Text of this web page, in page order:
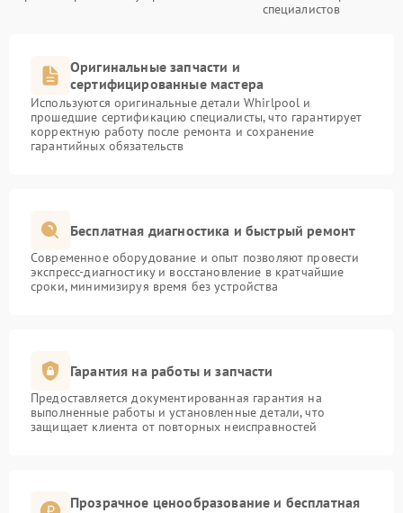
специалистов
Оригинальные запчасти и
сертифицированные мастера
Используются оригинальные детали Whirlpool и
прошедшие сертификацию специалисты, что гарантирует
корректную работу после ремонта и сохранение
гарантийных обязательств
Бесплатная диагностика и быстрый ремонт
Современное оборудование и опыт позволяют провести
экспресс-диагностику и восстановление в кратчайшие
сроки, минимизируя время без устройства
Гарантия на работы и запчасти
Предоставляется документированная гарантия на
выполненные работы и установленные детали, что
защищает клиента от повторных неисправностей
Прозрачное ценообразование и бесплатная